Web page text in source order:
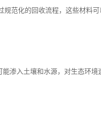
范化的回收流程，这些材料
渗入土壤和水源，对生态环